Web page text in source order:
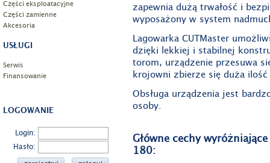
Części eksploatacyjne
Części zamienne
Akcesoria
USŁUGI
Serwis
Finansowanie
LOGOWANIE
Login:
Hasło:
zapewnia dużą trwałość i
wyposażony w system
Lagowarka CUTMaster
dzięki lekkiej i stabilnej
torom, urządzenie przesuwa
krojowni zbierze się duża
Obsługa urządzenia jest
osoby.
Główne cechy
180: